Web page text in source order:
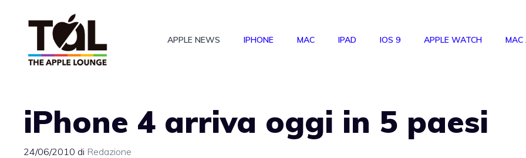
APPLE NEWS IPHONE MAC IPAD IOS 9 APPLE WATCH MAC
iPhone 4 arriva oggi in 5 paesi
24/06/2010 di Redazione